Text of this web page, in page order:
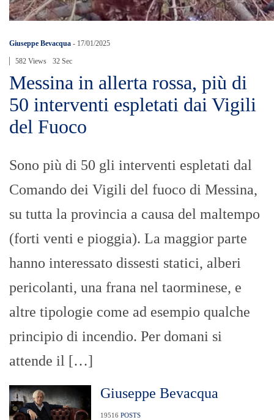
Giuseppe Bevacqua - 17/01/2025
582 Views 32 Sec
Messina in allerta rossa, più di
50 interventi espletati dai Vigili
del Fuoco
Sono più di 50 gli interventi espletati dal
Comando dei Vigili del fuoco di Messina,
su tutta la provincia a causa del maltempo
(forti venti e pioggia). La maggior parte
hanno interessato dissesti statici, alberi
pericolanti, una frana nel taorminese, e
altre tipologie come ad esempio qualche
principio di incendio. Per domani si
attende il […]
Giuseppe Bevacqua
19516 POSTS